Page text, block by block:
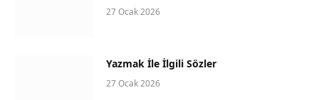
27 Ocak 2026
Yazmak İle İlgili Sözler
27 Ocak 2026